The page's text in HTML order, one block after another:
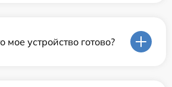
мое устройство готово?